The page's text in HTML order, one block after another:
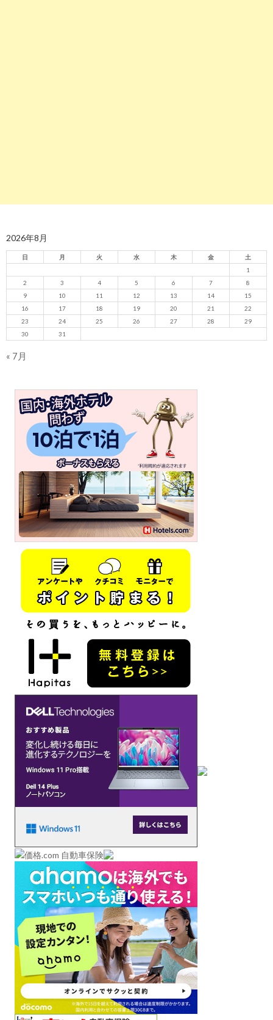
2026年8月
日 月 火 水 木 金
土
1
2
3 4 5 6 7
8
9
10 11 12 13 14
15
16
17 18 19 20 21
22
23
24 25 26 27 28
29
30
31
« 7月